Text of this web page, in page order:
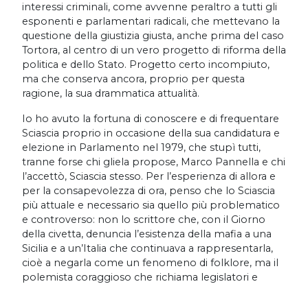
interessi criminali, come avvenne peraltro a tutti gli
esponenti e parlamentari radicali, che mettevano la
questione della giustizia giusta, anche prima del caso
Tortora, al centro di un vero progetto di riforma della
politica e dello Stato. Progetto certo incompiuto,
ma che conserva ancora, proprio per questa
ragione, la sua drammatica attualità.
Io ho avuto la fortuna di conoscere e di frequentare
Sciascia proprio in occasione della sua candidatura e
elezione in Parlamento nel 1979, che stupì tutti,
tranne forse chi gliela propose, Marco Pannella e chi
l’accettò, Sciascia stesso. Per l’esperienza di allora e
per la consapevolezza di ora, penso che lo Sciascia
più attuale e necessario sia quello più problematico
e controverso: non lo scrittore che, con il Giorno
della civetta, denuncia l’esistenza della mafia a una
Sicilia e a un’Italia che continuava a rappresentarla,
cioè a negarla come un fenomeno di folklore, ma il
polemista coraggioso che richiama legislatori e